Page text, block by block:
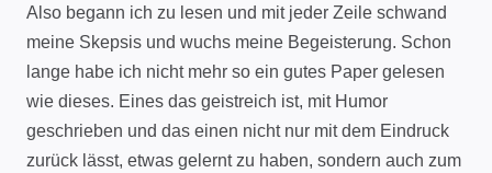
Also begann ich zu lesen und mit jeder Zeile schwand
meine Skepsis und wuchs meine Begeisterung. Schon
lange habe ich nicht mehr so ein gutes Paper gelesen
wie dieses. Eines das geistreich ist, mit Humor
geschrieben und das einen nicht nur mit dem Eindruck
zurück lässt, etwas gelernt zu haben, sondern auch zum